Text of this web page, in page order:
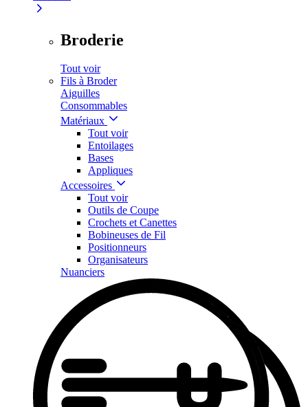
Broderie
Tout voir
Fils à Broder
Aiguilles
Consommables
Matériaux
Tout voir
Entoilages
Bases
Appliques
Accessoires
Tout voir
Outils de Coupe
Crochets et Canettes
Bobineuses de Fil
Positionneurs
Organisateurs
Nuanciers